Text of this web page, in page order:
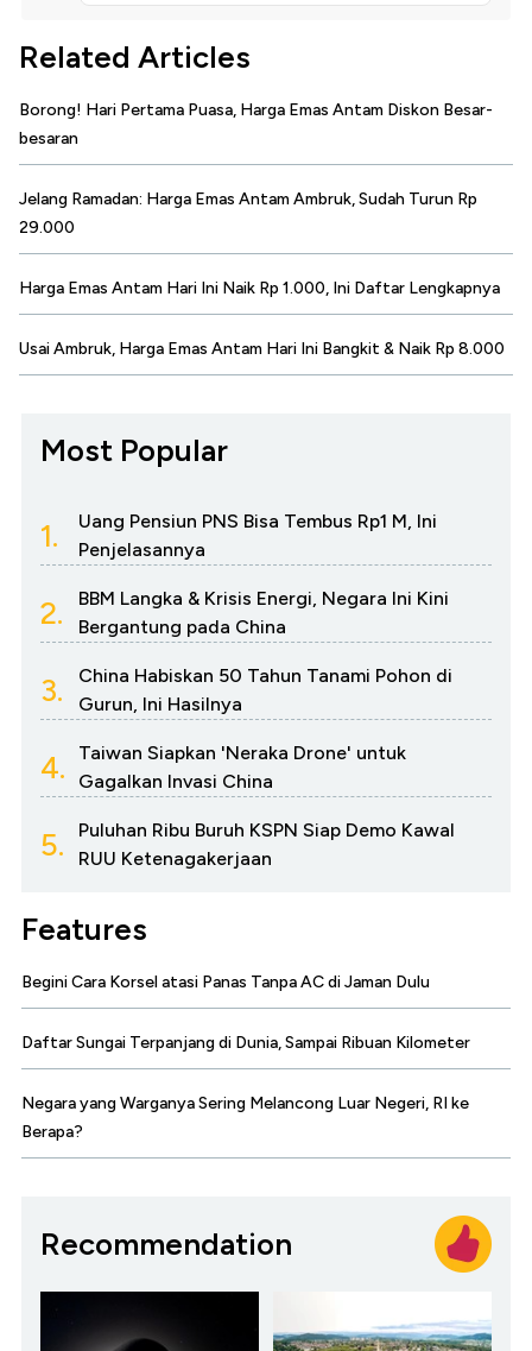
Related Articles
Borong! Hari Pertama Puasa, Harga Emas Antam Diskon Besar-
besaran
Jelang Ramadan: Harga Emas Antam Ambruk, Sudah Turun Rp
29.000
Harga Emas Antam Hari Ini Naik Rp 1.000, Ini Daftar Lengkapnya
Usai Ambruk, Harga Emas Antam Hari Ini Bangkit & Naik Rp 8.000
Most Popular
1.
Uang Pensiun PNS Bisa Tembus Rp1 M, Ini
Penjelasannya
2.
BBM Langka & Krisis Energi, Negara Ini Kini
Bergantung pada China
3.
China Habiskan 50 Tahun Tanami Pohon di
Gurun, Ini Hasilnya
4.
Taiwan Siapkan 'Neraka Drone' untuk
Gagalkan Invasi China
5.
Puluhan Ribu Buruh KSPN Siap Demo Kawal
RUU Ketenagakerjaan
Features
Begini Cara Korsel atasi Panas Tanpa AC di Jaman Dulu
Daftar Sungai Terpanjang di Dunia, Sampai Ribuan Kilometer
Negara yang Warganya Sering Melancong Luar Negeri, RI ke
Berapa?
Recommendation